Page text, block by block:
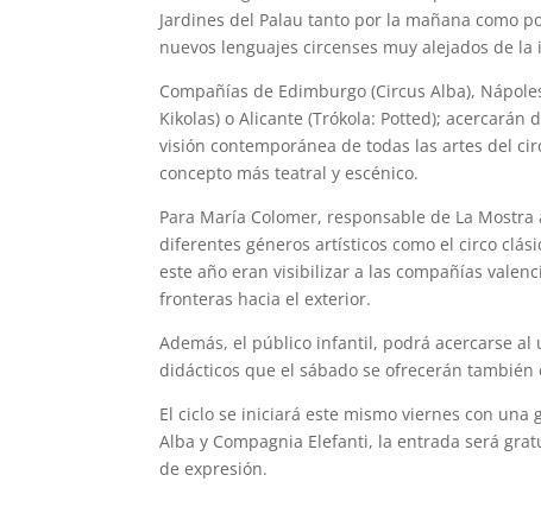
Jardines del Palau tanto por la mañana como
nuevos lenguajes circenses muy alejados de
Compañías de Edimburgo (Circus Alba),
Kikolas) o Alicante (Trókola: Potted);
visión contemporánea de todas las artes del
concepto más teatral y escénico.
Para María Colomer, responsable de La
diferentes géneros artísticos como el circo
este año eran visibilizar a las compañías
fronteras hacia el exterior.
Además, el público infantil, podrá acercarse
didácticos que el sábado se ofrecerán también
El ciclo se iniciará este mismo viernes con
Alba y Compagnia Elefanti, la entrada será
de expresión.